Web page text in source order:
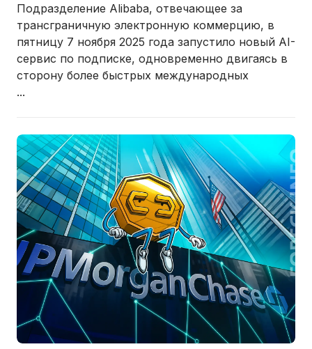
Подразделение Alibaba, отвечающее за
трансграничную электронную коммерцию, в
пятницу 7 ноября 2025 года запустило новый AI-
сервис по подписке, одновременно двигаясь в
сторону более быстрых международных
...